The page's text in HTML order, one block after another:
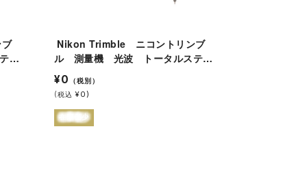
ー
ル 測量機 光波 トータルステー
ション NST-505C 三脚付（プリ
ズム・ピンポールなし）
¥0 （税別）
(税込 ¥0)
在庫僅少